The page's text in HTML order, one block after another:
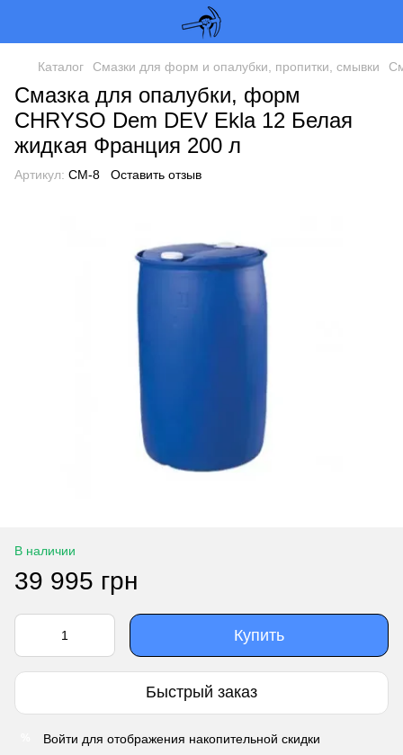
Каталог Смазки для форм и опалубки, пропитки, смывки
Смазка для опалубки, форм
CHRYSO Dem DEV Ekla 12 Белая
жидкая Франция 200 л
Артикул: СМ-8 Оставить отзыв
В наличии
39 995 грн
Купить
Быстрый заказ
Войти для отображения накопительной скидки